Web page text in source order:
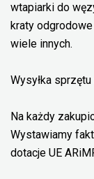
wtapiarki do
kraty
wiele innych.
Wysyłka sprzętu
Na każdy
Wystawiamy
dotacje UE